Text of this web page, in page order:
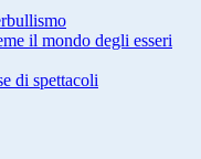
il mondo degli esseri
di spettacoli